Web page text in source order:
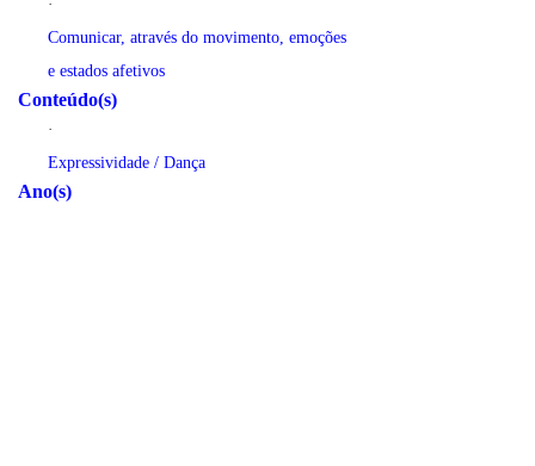
·
Comunicar, através do movimento, emoções
e estados afetivos
Conteúdo(s)
·
Expressividade / Dança
Ano(s)